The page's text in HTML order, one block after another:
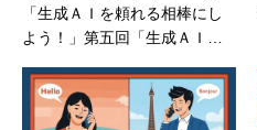
「生成ＡＩを頼れる相棒にし
よう！」第五回「生成ＡＩと